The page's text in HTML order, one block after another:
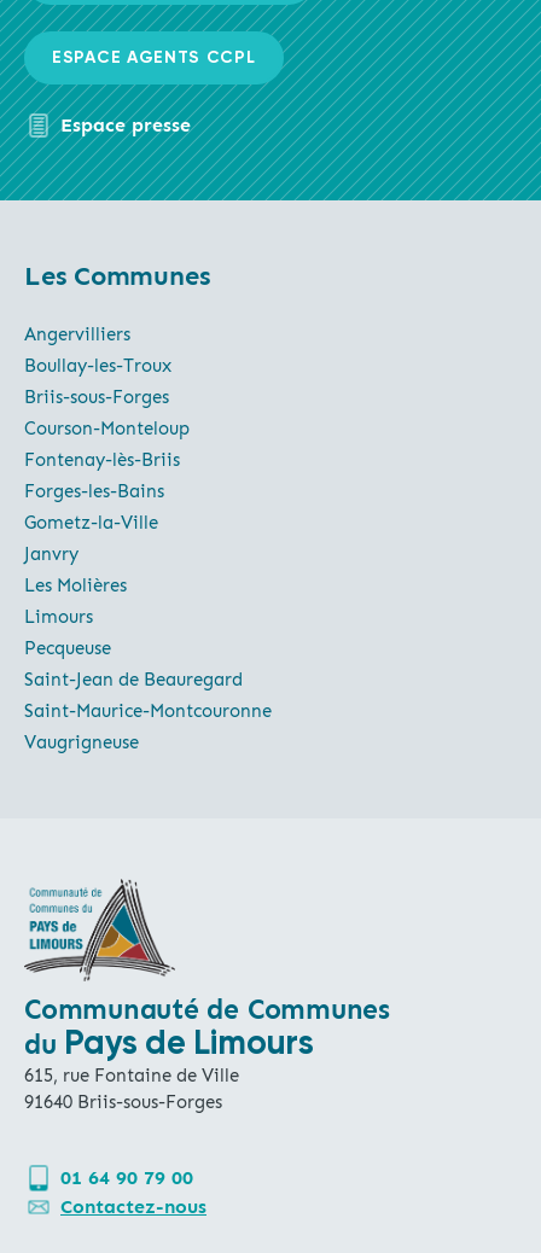
ESPACE AGENTS CCPL
Espace presse
Les Communes
Angervilliers
Boullay-les-Troux
Briis-sous-Forges
Courson-Monteloup
Fontenay-lès-Briis
Forges-les-Bains
Gometz-la-Ville
Janvry
Les Molières
Limours
Pecqueuse
Saint-Jean de Beauregard
Saint-Maurice-Montcouronne
Vaugrigneuse
Communauté de Communes
du Pays de Limours
615, rue Fontaine de Ville
91640 Briis-sous-Forges
01 64 90 79 00
Contactez-nous